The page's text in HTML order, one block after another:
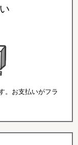
。お支払いがフラ